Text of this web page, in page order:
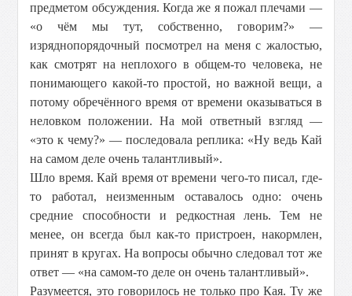
предметом обсуждения. Когда же я пожал плечами —
«о чём мы тут, собственно, говорим?» —
изряднопорядочный посмотрел на меня с жалостью,
как смотрят на неплохого в общем-то человека, не
понимающего какой-то простой, но важной вещи, а
потому обречённого время от времени оказываться в
неловком положении. На мой ответный взгляд —
«это к чему?» — последовала реплика: «Ну ведь Кай
на самом деле очень талантливый».
Шло время. Кай время от времени чего-то писал, где-
то работал, неизменным оставалось одно: очень
средние способности и редкостная лень. Тем не
менее, он всегда был как-то пристроен, накормлен,
принят в кругах. На вопросы обычно следовал тот же
ответ — «на самом-то деле он очень талантливый».
Разумеется, это говорилось не только про Кая. Ту же